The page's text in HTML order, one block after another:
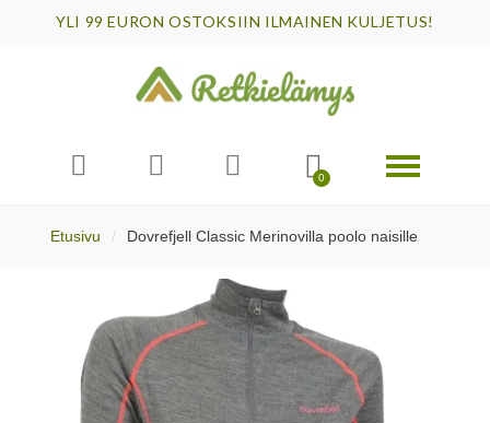
YLI 99 EURON OSTOKSIIN ILMAINEN KULJETUS!
Etusivu Dovrefjell Classic Merinovilla poolo naisille